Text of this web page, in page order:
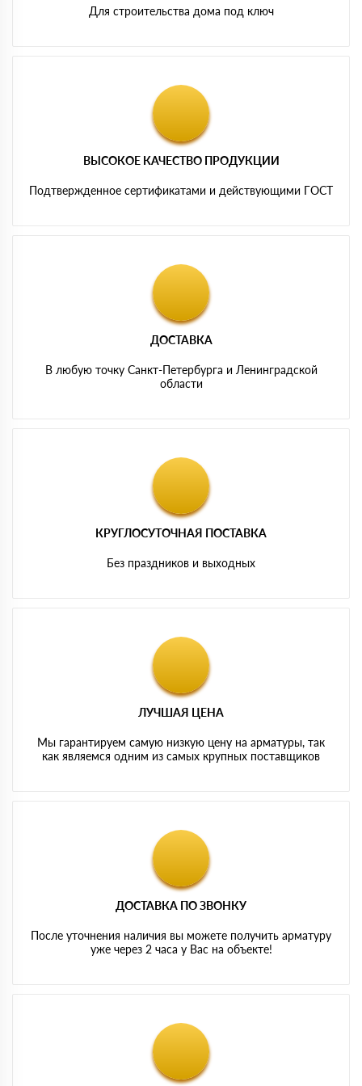
Для строительства дома под ключ
ВЫСОКОЕ КАЧЕСТВО ПРОДУКЦИИ
Подтвержденное сертификатами и действующими ГОСТ
ДОСТАВКА
В любую точку Санкт-Петербурга и Ленинградской
области
КРУГЛОСУТОЧНАЯ ПОСТАВКА
Без праздников и выходных
ЛУЧШАЯ ЦЕНА
Мы гарантируем самую низкую цену на арматуры, так
как являемся одним из самых крупных поставщиков
ДОСТАВКА ПО ЗВОНКУ
После уточнения наличия вы можете получить арматуру
уже через 2 часа у Вас на объекте!